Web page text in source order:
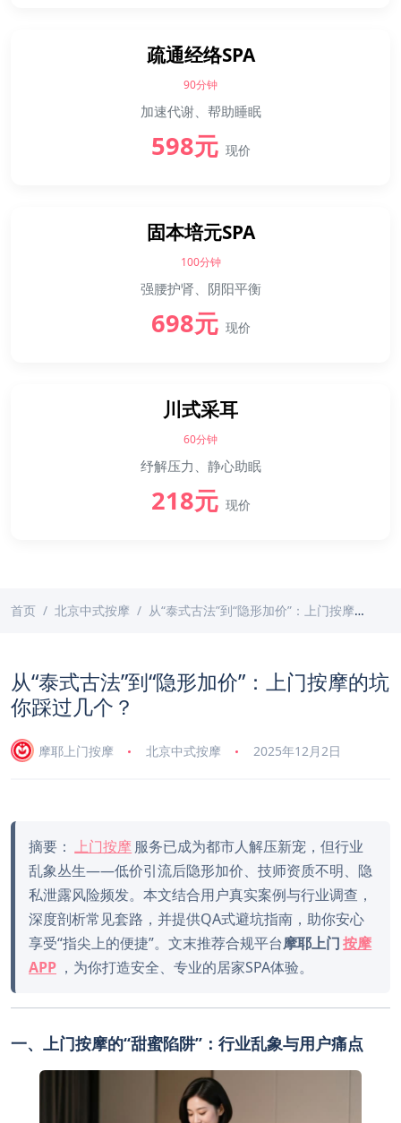
疏通经络SPA
90分钟
加速代谢、帮助睡眠
598元 现价
固本培元SPA
100分钟
强腰护肾、阴阳平衡
698元 现价
川式采耳
60分钟
纾解压力、静心助眠
218元 现价
首页 北京中式按摩 从“泰式古法”到“隐形加价”：上门按摩的坑你踩过几个？
从“泰式古法”到“隐形加价”：上门按摩的坑
你踩过几个？
摩耶上门按摩 北京中式按摩 2025年12月2日
摘要： 上门按摩 服务已成为都市人解压新宠，但行业
乱象丛生——低价引流后隐形加价、技师资质不明、隐
私泄露风险频发。本文结合用户真实案例与行业调查，
深度剖析常见套路，并提供QA式避坑指南，助你安心
享受“指尖上的便捷”。文末推荐合规平台摩耶上门按摩
APP ，为你打造安全、专业的居家SPA体验。
一、上门按摩的“甜蜜陷阱”：行业乱象与用户痛点